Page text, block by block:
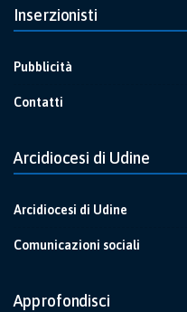
Inserzionisti
Pubblicità
Contatti
Arcidiocesi di Udine
Arcidiocesi di Udine
Comunicazioni sociali
Approfondisci